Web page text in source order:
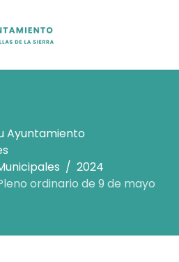
Ayuntamiento
2024
ordinario de 9 de mayo